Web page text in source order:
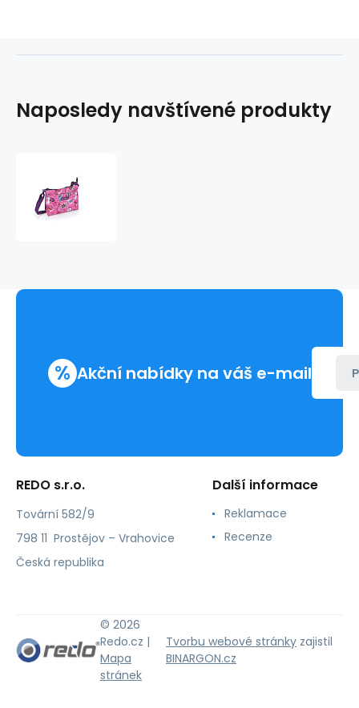
Naposledy navštívené produkty
% Akční nabídky na váš e-mail
REDO s.r.o.
Tovární 582/9
798 11 Prostějov – Vrahovice
Česká republika
Další informace
Reklamace
Recenze
© 2026
Redo.cz |
Mapa
stránek
Tvorbu webové stránky zajistil
BINARGON.cz